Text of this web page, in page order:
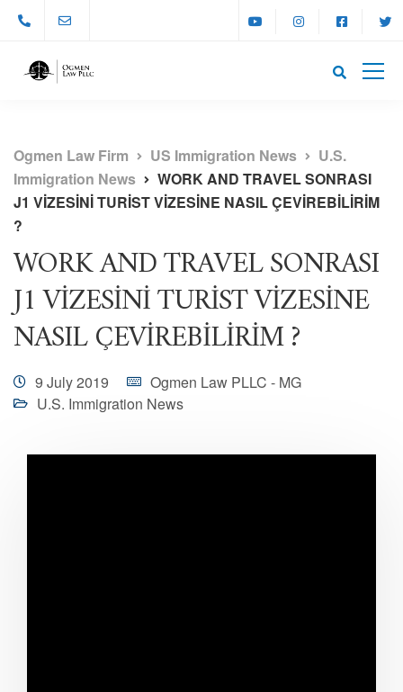
Ogmen Law Firm US Immigration News
U.S.
Immigration News
WORK AND TRAVEL SONRASI
J1 VİZESİNİ TURİST VİZESİNE NASIL ÇEVİREBİLİRİM
?
WORK AND TRAVEL SONRASI
J1 VİZESİNİ TURİST VİZESİNE
NASIL ÇEVİREBİLİRİM ?
9 July 2019
Ogmen Law PLLC - MG
U.S. Immigration News